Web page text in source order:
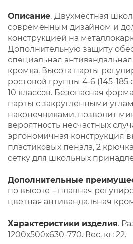
Описание. Двухместная
современным дизайном и
конструкцией на
Дополнительную защиту
специальная
кромка. Высота парты
ростовой группы 4-6 (145-
10 классов. Безопасная
парты с закругленными
наконечниками, позволит
вероятность несчастных
эргономичная конструкция
пластиковых пенала, 2
сетку для школьных
Дополнительные
по высоте – плавная
цветная антивандальная
Характеристики изделия.
1200х500х630-770. Вес, кг: 22.